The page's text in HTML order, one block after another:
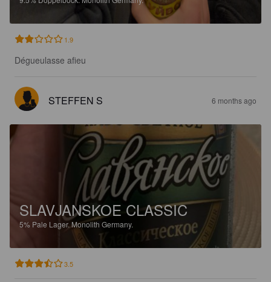
1.9
Dégueulasse afieu
STEFFEN S 6 months ago
SLAVJANSKOE CLASSIC
5% Pale Lager.Monolith Germany.
3.5